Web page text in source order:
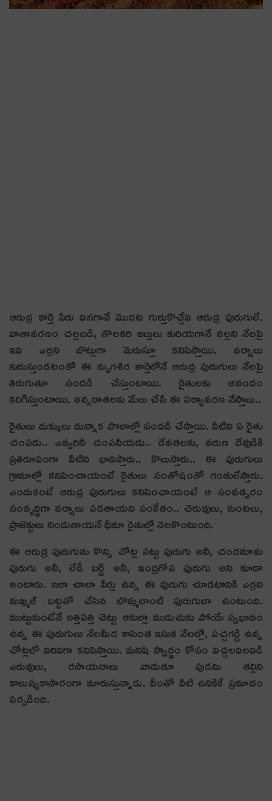
ఆరుద్ర కార్తె పేరు వినగానే మొదట గుర్తుకొచ్చేవి ఆరుద్ర పురుగులే.
వాతావరణం చల్లబడి, తొలకరి జల్లులు కురియగానే నల్లని నేలపై
ఇవి ఎర్రని బొట్లుగా మెరుస్తూ కనిపిస్తాయి. వర్షాలు
కురుస్తుండటంతో ఈ మృగశిర కార్తెలోనే ఆరుద్ర పురుగులు నేలపై
తిరుగుతూ సందడి చేస్తుంటాయి. రైతులకు ఆనందం
కలిగిస్తుంటాయి. అన్నదాతలకు మేలు చేసే ఈ పర్యావరణ నేస్తాలు..
రైతులు దుక్కులు దున్నాక పొలాల్లో సందడి చేస్తాయి. వీటిని ఏ రైతు
చంపడు.. ఎవ్వరినీ చంపనీయడు.. దేవతలకు, వరుణ దేవుడికి
ప్రతిరూపంగా వీటిని భావిస్తారు.. కొలుస్తారు.. ఈ పురుగులు
గ్రామాల్లో కనిపించాయంటే రైతులు సంతోషంతో గంతులేస్తారు.
ఎందుకంటే ఆరుద్ర పురుగులు కనిపించాయంటే ఆ సంవత్సరం
సంవృద్ధిగా వర్షాలు పడతాయని సంకేతం.. చెరువులు, కుంటలు,
ప్రాజెక్టులు నిండుతాయనే ధీమా రైతుల్లో నెలకొంటుంది.
ఈ ఆరుద్ర పురుగును కొన్ని చోట్ల పట్టు పురుగు అనీ, చందమామ
పురుగు అనీ, లేడీ బర్డ్ అనీ, ఇంద్రగోప పురుగు అని కూడా
అంటారు. ఇలా చాలా పేర్లు ఉన్న ఈ పురుగు చూడటానికి ఎర్రని
మఖ్మల్ బట్టతో చేసిన బొమ్మలాంటి పురుగులా ఉంటుంది.
ముట్టుకుంటేనే అత్తిపత్తి చెట్టు ఆకుల్లా ముడుచుకు పోయే స్వభావం
ఉన్న ఈ పురుగులు నేలమీద కాసింత ఇసుక నేలల్లో, పచ్చగడ్డి ఉన్న
చోట్లలో విరివిగా కనిపిస్తాయి. మనిషి స్వార్థం కోసం విచ్చలవిలవిడి
ఎరువులు, రసాయనాలు వాడుతూ పుడమి తల్లిని
కాలుష్యకాసారంగా మారుస్తున్నాడు. దీంతో వీటి ఉనికికే ప్రమాదం
ఏర్పడింది.